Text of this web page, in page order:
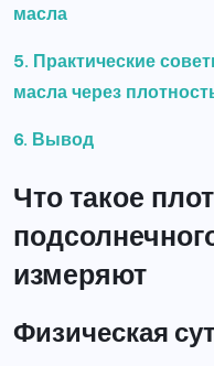
масла
5. Практические
масла через
6. Вывод
Что такое
измеряют
Физическая